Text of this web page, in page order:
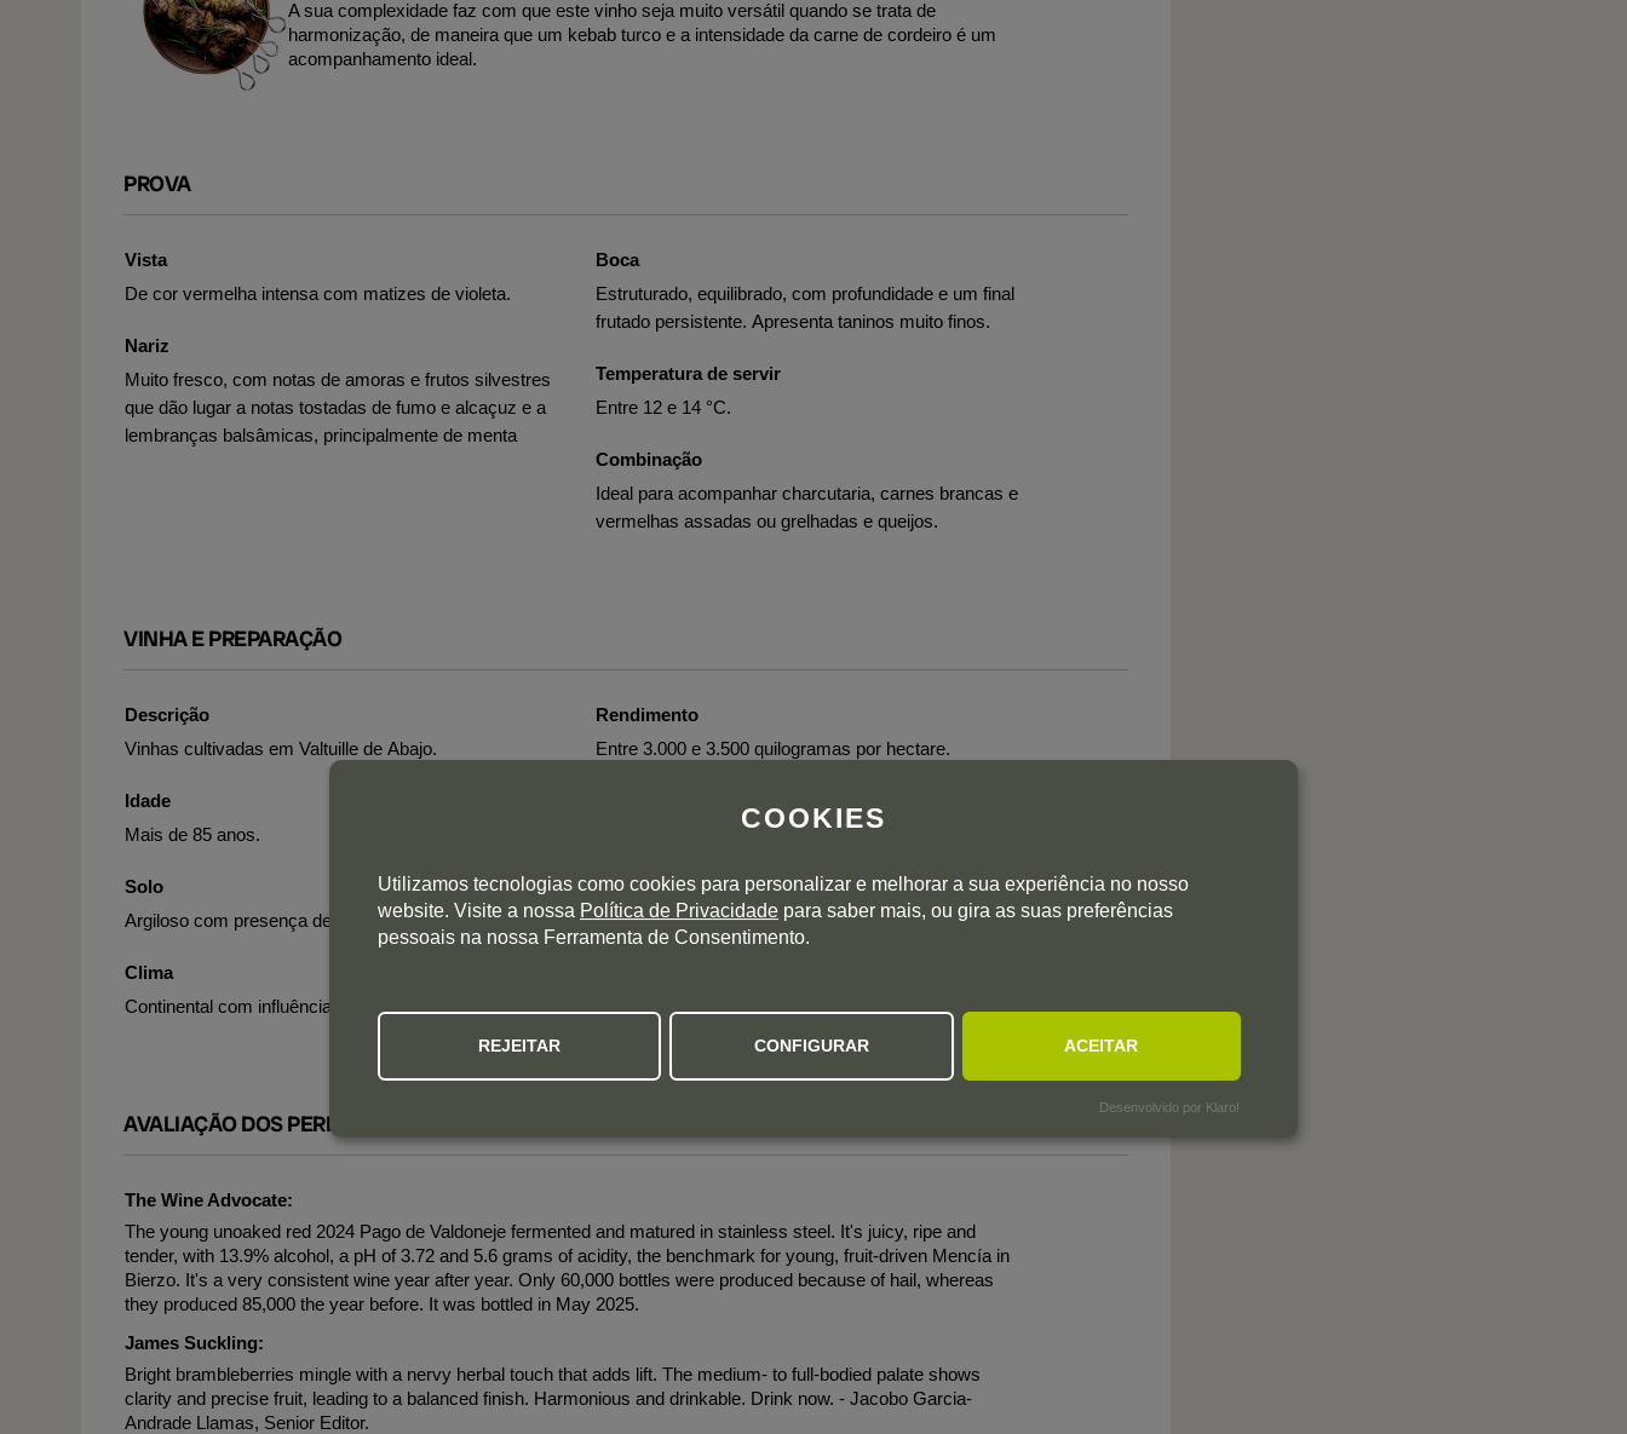
A sua complexidade faz com que este vinho seja muito versátil quando se trata de
harmonização, de maneira que um kebab turco e a intensidade da carne de cordeiro é um
acompanhamento ideal.
PROVA
Vista
De cor vermelha intensa com matizes de violeta.
Nariz
Muito fresco, com notas de amoras e frutos silvestres
que dão lugar a notas tostadas de fumo e alcaçuz e a
lembranças balsâmicas, principalmente de menta
Boca
Estruturado, equilibrado, com profundidade e um final
frutado persistente. Apresenta taninos muito finos.
Temperatura de servir
Entre 12 e 14 °C.
Combinação
Ideal para acompanhar charcutaria, carnes brancas e
vermelhas assadas ou grelhadas e queijos.
VINHA E PREPARAÇÃO
Descrição
Vinhas cultivadas em Valtuille de Abajo.
Idade
Mais de 85 anos.
Solo
Argiloso com presença de areia em algumas zonas.
Clima
Continental com influência atlântica acentuada.
Rendimento
Entre 3.000 e 3.500 quilogramas por hectare.
Vindima manual em caixas de 15 kg.
Vinificação
Mesa de seleção. Fermentação alcoólica em
depósitos de inox a uma temperatura constante abaixo
AVALIAÇÃO DOS PERITOS
The Wine Advocate:
The young unoaked red 2024 Pago de Valdoneje fermented and matured in stainless steel. It's juicy, ripe and
tender, with 13.9% alcohol, a pH of 3.72 and 5.6 grams of acidity, the benchmark for young, fruit-driven Mencía in
Bierzo. It's a very consistent wine year after year. Only 60,000 bottles were produced because of hail, whereas
they produced 85,000 the year before. It was bottled in May 2025.
James Suckling:
Bright brambleberries mingle with a nervy herbal touch that adds lift. The medium- to full-bodied palate shows
clarity and precise fruit, leading to a balanced finish. Harmonious and drinkable. Drink now. - Jacobo Garcia-
Andrade Llamas, Senior Editor.
COOKIES
Utilizamos tecnologias como cookies para personalizar e melhorar a sua experiência no nosso
website. Visite a nossa Política de Privacidade para saber mais, ou gira as suas preferências
pessoais na nossa Ferramenta de Consentimento.
REJEITAR CONFIGURAR ACEITAR
Desenvolvido por Klaro!